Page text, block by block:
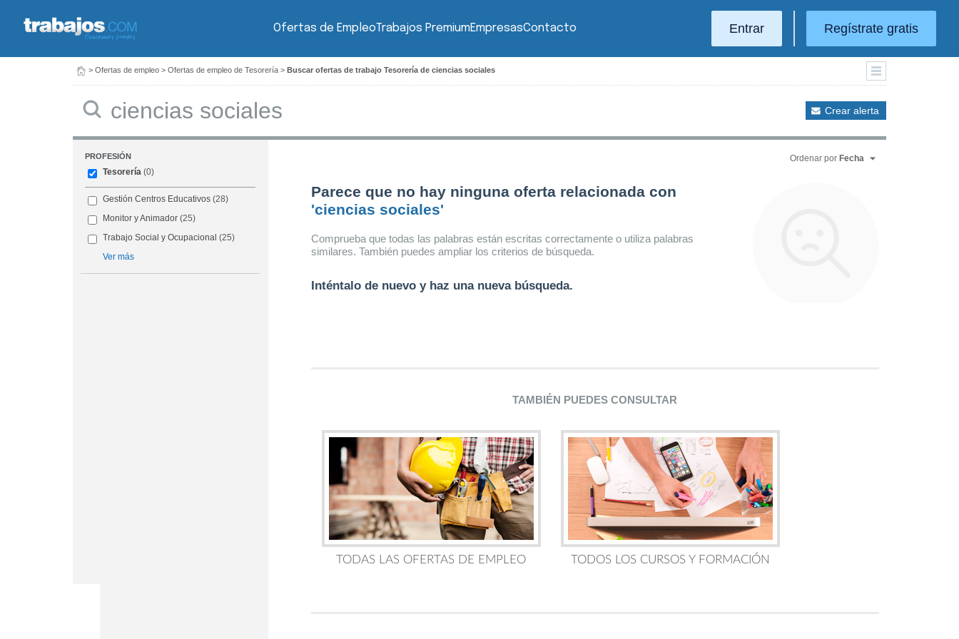
Ofertas de EmpleoTrabajos PremiumEmpresasContacto Entrar Regístrate gratis
> Ofertas de empleo > Ofertas de empleo de Tesorería > Buscar ofertas de trabajo Tesorería de ciencias sociales
Crear alerta
PROFESIÓN
Tesorería (0)
Gestión Centros Educativos (28)
Monitor y Animador (25)
Trabajo Social y Ocupacional (25)
Ver más
Ordenar por Fecha
Parece que no hay ninguna oferta relacionada con
'ciencias sociales'
Comprueba que todas las palabras están escritas correctamente o utiliza palabras
similares. También puedes ampliar los criterios de búsqueda.
Inténtalo de nuevo y haz una nueva búsqueda.
TAMBIÉN PUEDES CONSULTAR
TODAS LAS OFERTAS DE EMPLEO TODOS LOS CURSOS Y FORMACIÓN